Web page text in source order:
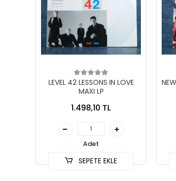
LEVEL 42 LESSONS IN LOVE
MAXI LP
1.498,10 TL
Adet
SEPETE EKLE